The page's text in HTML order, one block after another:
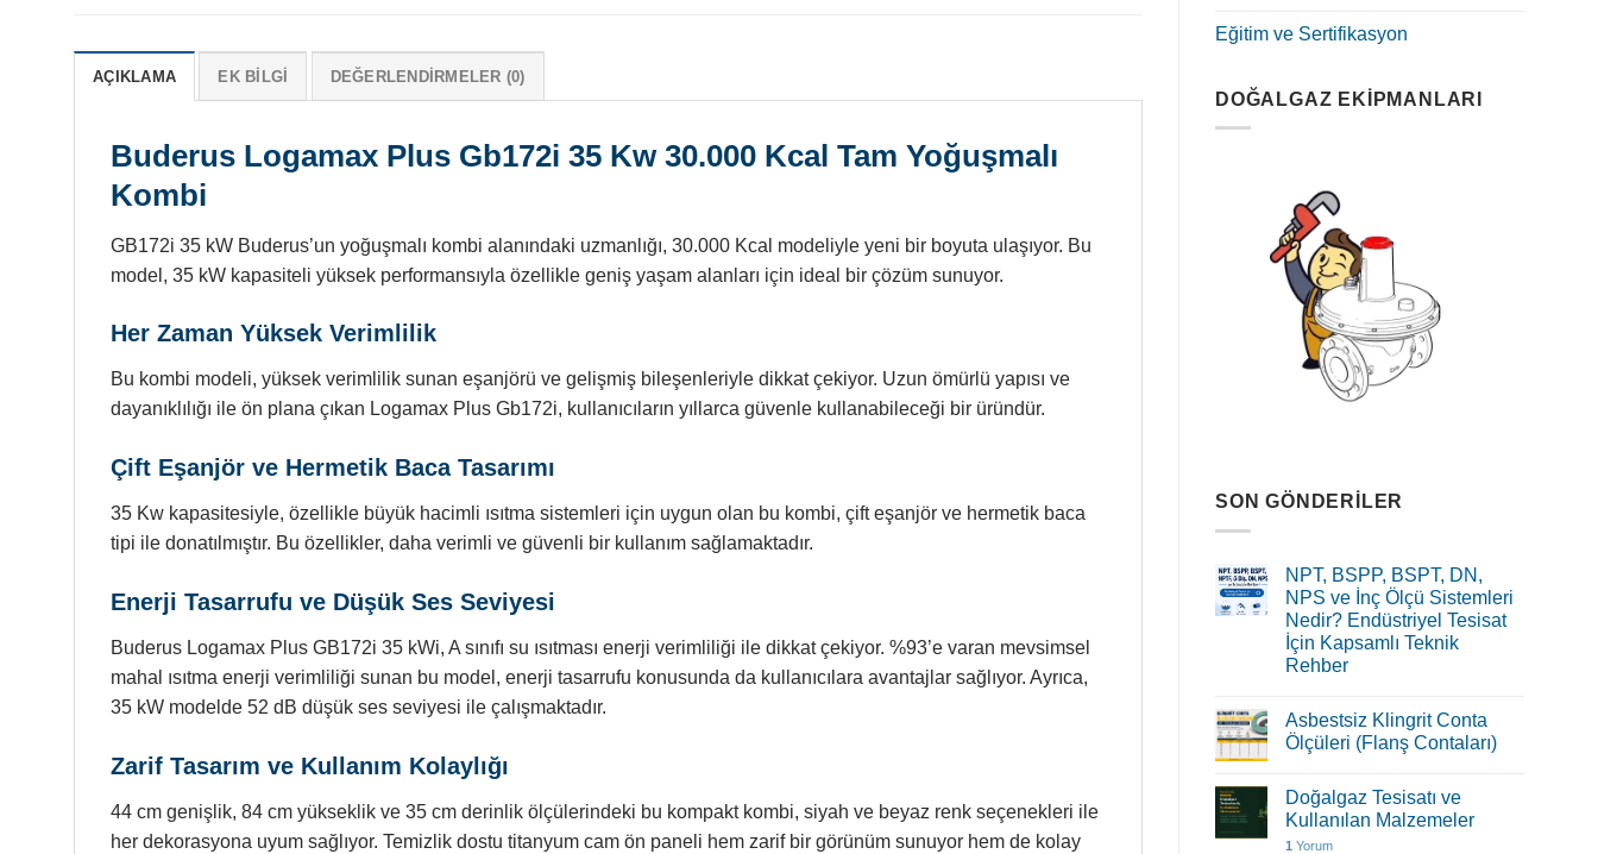
Eğitim ve Sertifikasyon
DOĞALGAZ EKIPMANLARI
SON GÖNDERILER
NPT, BSPP, BSPT, DN,
NPS ve İnç Ölçü Sistemleri
Nedir? Endüstriyel Tesisat
İçin Kapsamlı Teknik
Rehber
Asbestsiz Klingrit Conta
Ölçüleri (Flanş Contaları)
Doğalgaz Tesisatı ve
Kullanılan Malzemeler
1 Yorum
AÇIKLAMA EK BILGI DEĞERLENDIRMELER (0)
Buderus Logamax Plus Gb172i 35 Kw 30.000 Kcal Tam Yoğuşmalı
Kombi
GB172i 35 kW Buderus’un yoğuşmalı kombi alanındaki uzmanlığı, 30.000 Kcal modeliyle yeni bir boyuta ulaşıyor. Bu
model, 35 kW kapasiteli yüksek performansıyla özellikle geniş yaşam alanları için ideal bir çözüm sunuyor.
Her Zaman Yüksek Verimlilik
Bu kombi modeli, yüksek verimlilik sunan eşanjörü ve gelişmiş bileşenleriyle dikkat çekiyor. Uzun ömürlü yapısı ve
dayanıklılığı ile ön plana çıkan Logamax Plus Gb172i, kullanıcıların yıllarca güvenle kullanabileceği bir üründür.
Çift Eşanjör ve Hermetik Baca Tasarımı
35 Kw kapasitesiyle, özellikle büyük hacimli ısıtma sistemleri için uygun olan bu kombi, çift eşanjör ve hermetik baca
tipi ile donatılmıştır. Bu özellikler, daha verimli ve güvenli bir kullanım sağlamaktadır.
Enerji Tasarrufu ve Düşük Ses Seviyesi
Buderus Logamax Plus GB172i 35 kWi, A sınıfı su ısıtması enerji verimliliği ile dikkat çekiyor. %93’e varan mevsimsel
mahal ısıtma enerji verimliliği sunan bu model, enerji tasarrufu konusunda da kullanıcılara avantajlar sağlıyor. Ayrıca,
35 kW modelde 52 dB düşük ses seviyesi ile çalışmaktadır.
Zarif Tasarım ve Kullanım Kolaylığı
44 cm genişlik, 84 cm yükseklik ve 35 cm derinlik ölçülerindeki bu kompakt kombi, siyah ve beyaz renk seçenekleri ile
her dekorasyona uyum sağlıyor. Temizlik dostu titanyum cam ön paneli hem zarif bir görünüm sunuyor hem de kolay